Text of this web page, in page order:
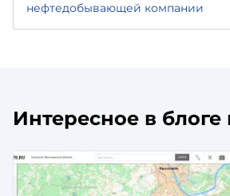
нефтедобывающей компании
Интересное в блоге